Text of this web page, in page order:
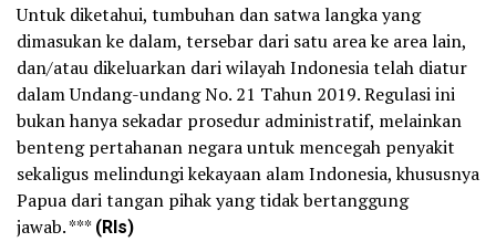
Untuk diketahui, tumbuhan dan satwa langka yang
dimasukan ke dalam, tersebar dari satu area ke area lain,
dan/atau dikeluarkan dari wilayah Indonesia telah diatur
dalam Undang-undang No. 21 Tahun 2019. Regulasi ini
bukan hanya sekadar prosedur administratif, melainkan
benteng pertahanan negara untuk mencegah penyakit
sekaligus melindungi kekayaan alam Indonesia, khususnya
Papua dari tangan pihak yang tidak bertanggung
jawab. *** (Rls)